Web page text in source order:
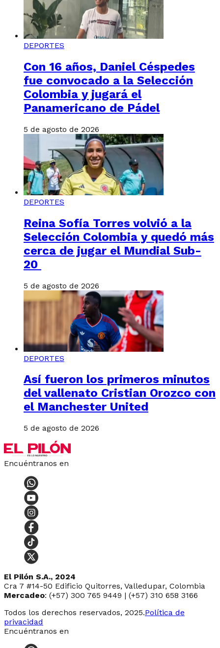
DEPORTES
Con 16 años, Daniel Céspedes
fue convocado a la Selección
Colombia y jugará el
Panamericano de Pádel
5 de agosto de 2026
DEPORTES
Reina Sofía Torres volvió a la
Selección Colombia y quedó más
cerca de jugar el Mundial Sub-
20
5 de agosto de 2026
DEPORTES
Así fueron los primeros minutos
del vallenato Cristian Orozco con
el Manchester United
5 de agosto de 2026
Encuéntranos en
El Pilón S.A., 2024
Cra 7 #14-50 Edificio Quitorres, Valledupar, Colombia
Mercadeo: (+57) 300 765 9449 | (+57) 310 658 3166
Todos los derechos reservados, 2025.Política de
privacidad
Encuéntranos en